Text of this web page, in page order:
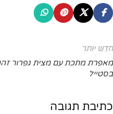
חדש יותר
מאפרת מתכת עם מצית גפרור
בסטייל
כתיבת תגובה